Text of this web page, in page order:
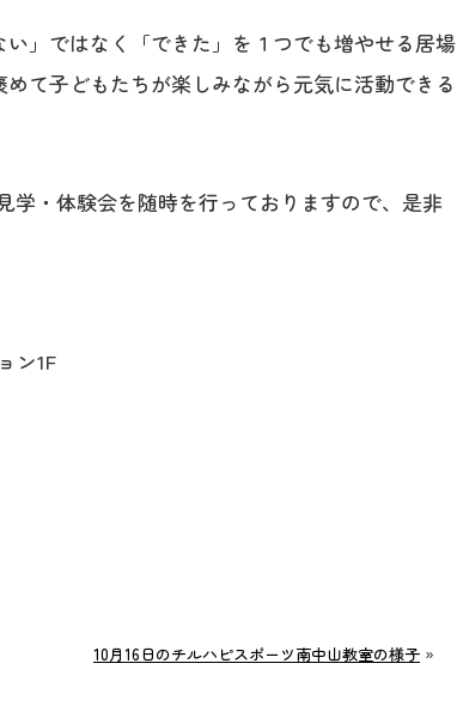
」ではなく「できた」を１つでも増やせる居場
て子どもたちが楽しみながら元気に活動できる
学・体験会を随時を行っておりますので、是非
ン1F
10月16日のチルハピスポーツ南中山教室の様子 »